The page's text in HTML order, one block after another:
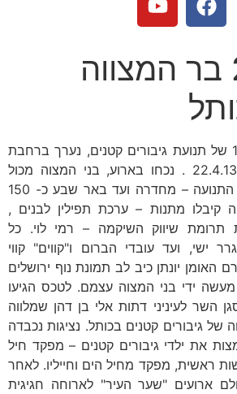
22.4.13 בר המצווה
ארוע בר המצוה ה- 11 של תנועת גיבורים קטנים, נערך ברחבת
הכותל בירושלים ב- 22.4.13 . נכחו בארוע, בני המצוה מכול
בתיה"ס שפועלים עם התנועה – מחדרה ועד באר שבע כ- 150
קיבלו מתנות – ערכת תפילין לבנים ,
תרומת שיווק השיקמה – רמי לוי. כל
ישי, ועד עובדי הברום ו"קווים" קווי
יונתן כיב לב תמונת נוף ירושלים
מעשה ידי בני המצוה עצמם. לטכס הגיעו
השר לעיניני דתות אלי בן דהן שמלווה
של גיבורים קטנים בכותל. נציגות נכבדה
את ילדי גיבורים קטנים – מפקד חיל
ראשית, מפקד מחיל הים וחייליו. לאחר
ארועים "שער העיר" לארוחה חגיגית